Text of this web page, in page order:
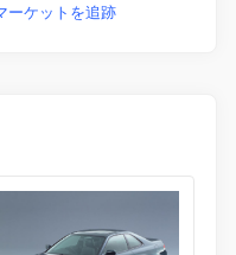
ーケットを追跡